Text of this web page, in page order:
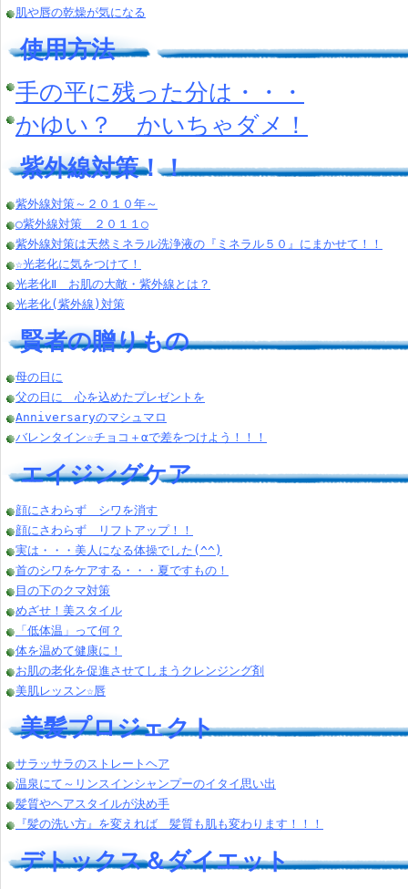
肌や唇の乾燥が気になる
使用方法
手の平に残った分は・・・
かゆい？ かいちゃダメ！
紫外線対策！！
紫外線対策～２０１０年～
○紫外線対策 ２０１１○
紫外線対策は天然ミネラル洗浄液の『ミネラル５０』にまかせて！！
☆光老化に気をつけて！
光老化Ⅱ お肌の大敵・紫外線とは？
光老化(紫外線)対策
賢者の贈りもの
母の日に
父の日に 心を込めたプレゼントを
Anniversaryのマシュマロ
バレンタイン☆チョコ＋αで差をつけよう！！！
エイジングケア
顔にさわらず シワを消す
顔にさわらず リフトアップ！！
実は・・・美人になる体操でした(^^)
首のシワをケアする・・・夏ですもの！
目の下のクマ対策
めざせ！美スタイル
「低体温」って何？
体を温めて健康に！
お肌の老化を促進させてしまうクレンジング剤
美肌レッスン☆唇
美髪プロジェクト
サラッサラのストレートヘア
温泉にて～リンスインシャンプーのイタイ思い出
髪質やヘアスタイルが決め手
『髪の洗い方』を変えれば 髪質も肌も変わります！！！
デトックス＆ダイエット